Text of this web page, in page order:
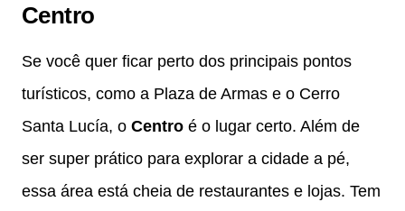
Centro
Se você quer ficar perto dos principais pontos
turísticos, como a Plaza de Armas e o Cerro
Santa Lucía, o Centro é o lugar certo. Além de
ser super prático para explorar a cidade a pé,
essa área está cheia de restaurantes e lojas. Tem